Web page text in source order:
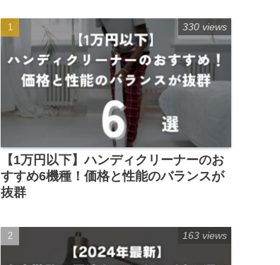
【1万円以下】ハンディクリーナーのお
すすめ6機種！価格と性能のバランスが
抜群
330 views
163 views